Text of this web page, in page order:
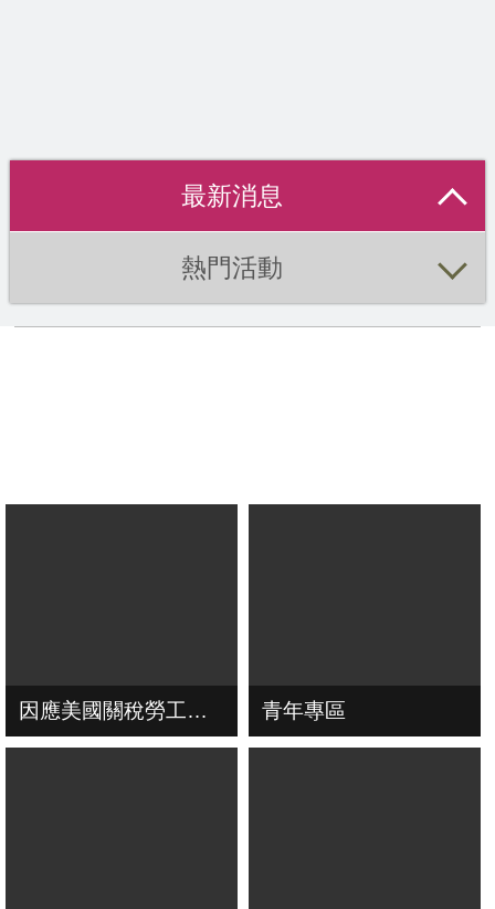
最新消息
熱門活動
因應美國關稅勞工局協助方案 青年專區